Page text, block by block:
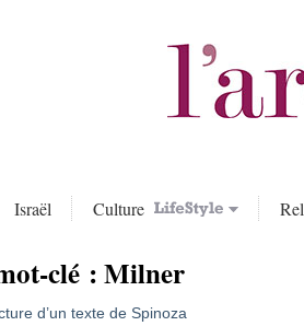
Israël Culture
clé :Milner
d’un texte de Spinoza